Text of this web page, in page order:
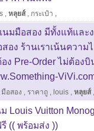
, หลุยส์, กระเป๋า ,
มมือสอง มีทั้งแท้และ
อง ร้านเราเน้นความ
ง Pre-Order ไม่ต้องบิ
มือสอง , ราคาถู , louis , หลุยส์,
Louis Vuitton
(( พร้อมส่ง ))